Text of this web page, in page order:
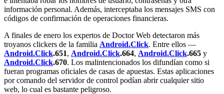
información personal. Además, interceptaba los mensajes SMS con
códigos de confirmación de operaciones financieras.
A finales de enero los expertos de Doctor Web detectaron más
troyanos clickers de la familia Android.Click. Entre ellos —
Android.Click.651, Android.Click.664, Android.Click.665 y
Android.Click.670. Los malintencionados los difundían como si
fueran programas oficiales de casas de apuestas. Estas aplicaciones
por comando del servidor de control podían abrir cualquier sitio
web, lo cual es bastante peligroso.